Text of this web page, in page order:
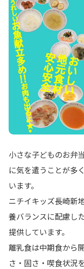
お仕事をお探しの方
よくあるご質問
保育園に関するお問
プライバシーポリ
サイトマップ
小さな子どものお弁
に気を遣うことが多
います。
ニチイキッズ長崎新
養バランスに配慮し
提供しています。
離乳食は中期食から
さ・固さ・喫食状況